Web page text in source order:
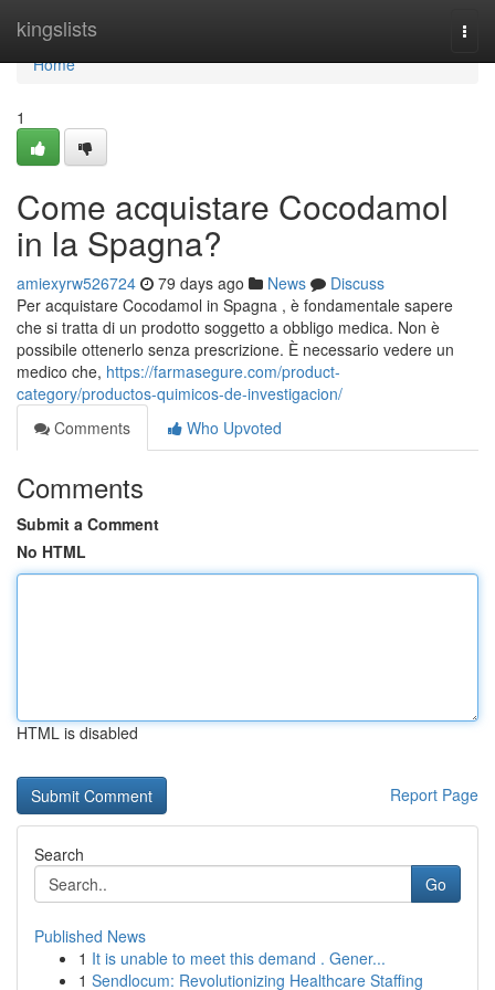
kingslists
Home
Home
1
Come acquistare Cocodamol
in la Spagna?
amiexyrw526724 79 days ago News
Discuss
Per acquistare Cocodamol in Spagna , è fondamentale sapere
che si tratta di un prodotto soggetto a obbligo medica. Non è
possibile ottenerlo senza prescrizione. È necessario vedere un
medico che, https://farmasegure.com/product-
category/productos-quimicos-de-investigacion/
Comments
Who Upvoted
Comments
Submit a Comment
No HTML
HTML is disabled
Report Page
Search
Go
Published News
1 It is unable to meet this demand . Gener...
1 Sendlocum: Revolutionizing Healthcare Staffing